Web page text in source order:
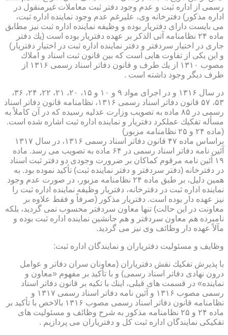
رسمی از اداره ثبت و عدم وجود دفتر ثبت معاملات غیرمنقول در
اداره مذكور) دفترخانه وی، علیرغم عدم وجود نماینده اداره ثبت،
می بایست دارای دفتریار بوده و وظیفه نماینده اداره ثبت نیز مطابق
ماده ۲۴ نظامنامه آتی الذكر بر عهده دفتریار بوده است (یك دفتر
جاری در اختیار سردفتر و دفتر نماینده اداره ثبت در اختیار دفتریار)
و این یكی از تفاوت هایی است كه بین قانون ثبت اسناد و املاك
مصوب ۱۳۱۰ از یك طرف و قانون دفاتر اسناد رسمی ۱۳۱۶ از
طرف دیگر وجود داشته است .
در سال ۱۳۱۶ و در اجرای مواد ۹ و ۱۰ و ۱۵، ۲۰، ۲۱، ۲۲، ۲۴، ۳۶،
۵۳، ۵۷ قانون دفاتر اسناد رسمی ۱۳۱۶، نظامنامه قانون دفاتر اسناد
رسمی در ۸۵ ماده به تصویب وزارت عدلیه رسیده كه در آن كاملاً به
مسأله تفكیك عملكرد دفتریار و نماینده اداره ثبت اشاره شده است.
(ماده ۲۴ و ۲۵ نظامنامه مزبور)
براساس ماده ۴۷ قانون دفاتر اسناد رسمی ۱۳۱۶، در سال ۱۳۱۷
آئین نامه دفاتر اسناد رسمی در ۶۴ ماده به تصویب می رسد. ماده
۱۹ آئین نامه مرقوم كماكان بر ضرورت وجودی دو دفتر ثبت اسناد
در دفترخانه (دفتر سردفتر و دفتر نماینده ثبت) تأكید نموده بود. به
همین دلیل، بر طبق ماده ۲۴ نظامنامه مزبور، در صورت عدم وجود
نماینده اداره ثبت در دفترخانه، دفتریار وظیفه نماینده اداره ثبت را
نیز عهده دار بوده است. دفتریار مذكور (صرفاً و فقط علاوه بر
معاونت در این حالت) تنها معاون سردفتر محسوب نمی گردید، بلكه
نامبرده هم معاون سردفتر و هم جانشین نماینده اداره ثبت بوده و
مآلاً عهده دار وظائف وی نیز می گردید.
وظایف و مسئولیت دفتریاران و نمایندگان اداره ثبت:
با پذیرش تفكیك نقش دفتریاران (معاونان سران دفاتر و عوامل
درون نهادی دفاتر اسناد رسمی) و با تأكید بر مفهوم «معاون و
نماینده» در قسمت های قبلی، اینك با تكیه بر قانون دفاتر اسناد
رسمی مصوب ۱۳۱۶ و آئین نامه دفاتر اسناد رسمی ۱۳۱۷ و
نظامنامه قانون دفاتر اسناد رسمی مصوب ۱۳۱۶ بالاخص با تأكید بر
ماده ۲۴ و ۲۵ نظامنامه مذكور به شرح وظائف و مسئولیت های
تفكیكی نمایندگان اداره ثبت كل و دفتریاران می پردازیم .